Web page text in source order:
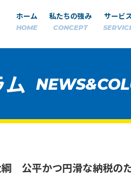
ホーム
HOME
私たちの強み
CONCEPT
サービ
綱 公平かつ円滑な納税の